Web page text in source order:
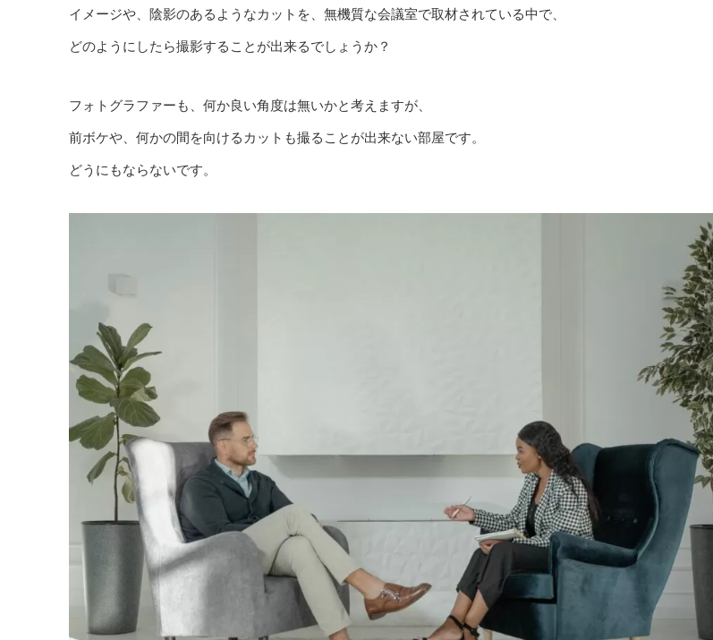
イメージや、陰影のあるようなカットを、無機質な会議室で取材されている中で、
どのようにしたら撮影することが出来るでしょうか？
フォトグラファーも、何か良い角度は無いかと考えますが、
前ボケや、何かの間を向けるカットも撮ることが出来ない部屋です。
どうにもならないです。